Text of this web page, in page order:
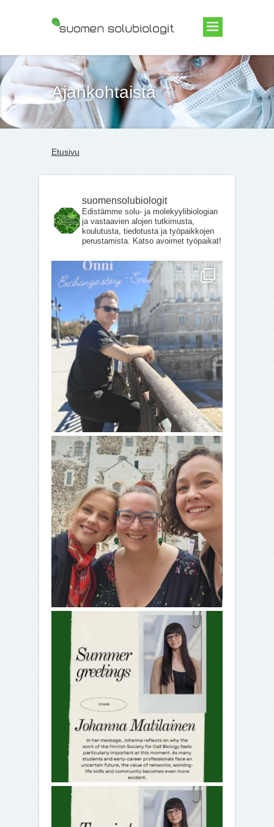
Suomen Solubiologit ry
Ajankohtaista
Etusivu
suomensolubiologit
Edistämme solu- ja molekyylibiologian
ja vastaavien alojen tutkimusta,
koulutusta, tiedotusta ja työpaikkojen
perustamista. Katso avoimet työpaikat!